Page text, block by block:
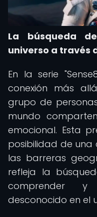
La búsqueda
universo a través
En la serie
conexión más
grupo de
mundo
emocional. Esta
posibilidad de una
las barreras
refleja la
comprender
desconocido en el